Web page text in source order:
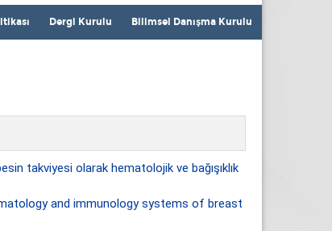
Dergi Kurulu Bilimsel Danışma Kurulu
takviyesi olarak hematolojik ve bağışıklık
and immunology systems of breast